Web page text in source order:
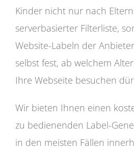
Kinder nicht nur nach
serverbasierter Filterliste,
Website-Labeln der
selbst fest, ab welchem
Ihre Webseite besuchen
Wir bieten Ihnen einen
zu bedienenden Label-
in den meisten Fällen